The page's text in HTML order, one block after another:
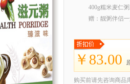
400g糯米麦仁粥
赠：靓粥伴侣一
￥83.00
购买前请先咨询商品